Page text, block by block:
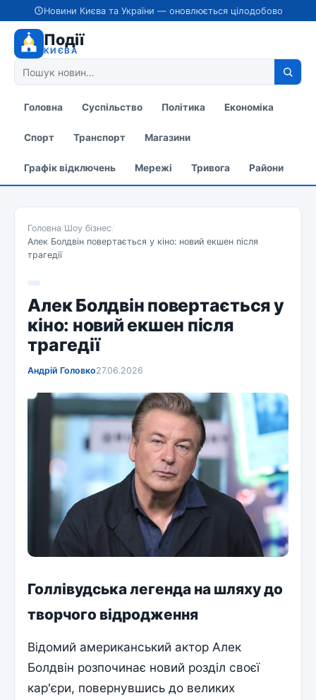
Новини Києва та України — оновлюється цілодобово
Події
КИЄВА
Головна Суспільство Політика Економіка
Спорт Транспорт Магазини
Графік відключень Мережі Тривога Райони
Головна/Шоу бізнес/
Алек Болдвін повертається у кіно: новий екшен після
трагедії
Алек Болдвін повертається у
кіно: новий екшен після
трагедії
Андрій Головко27.06.2026
Голлівудська легенда на шляху до
творчого відродження
Відомий американський актор Алек
Болдвін розпочинає новий розділ своєї
кар'єри, повернувшись до великих